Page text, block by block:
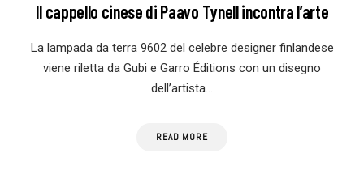
Il cappello cinese di Paavo Tynell incontra l’arte
La lampada da terra 9602 del celebre designer finlandese
viene riletta da Gubi e Garro Éditions con un disegno
dell’artista…
READ MORE